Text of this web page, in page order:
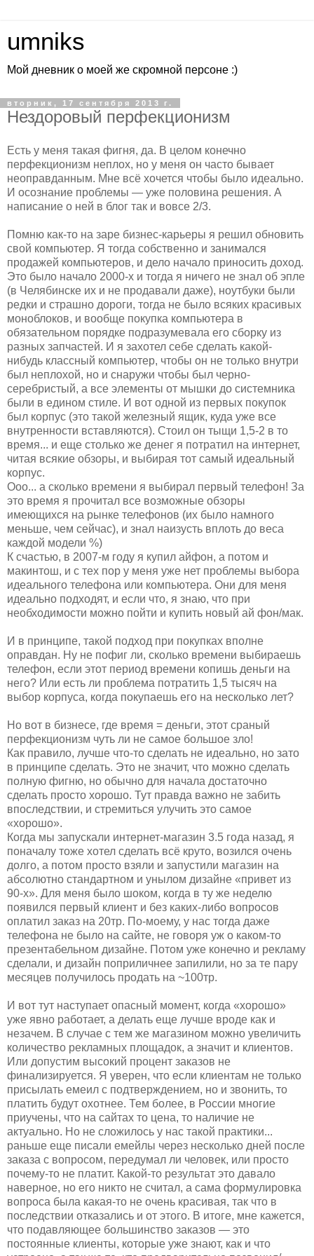
umniks
Мой дневник о моей же скромной персоне :)
вторник, 17 сентября 2013 г.
Нездоровый перфекционизм
Есть у меня такая фигня, да. В целом конечно
перфекционизм неплох, но у меня он часто бывает
неоправданным. Мне всё хочется чтобы было идеально.
И осознание проблемы — уже половина решения. А
написание о ней в блог так и вовсе 2/3.
Помню как-то на заре бизнес-карьеры я решил обновить
свой компьютер. Я тогда собственно и занимался
продажей компьютеров, и дело начало приносить доход.
Это было начало 2000-х и тогда я ничего не знал об эпле
(в Челябинске их и не продавали даже), ноутбуки были
редки и страшно дороги, тогда не было всяких красивых
моноблоков, и вообще покупка компьютера в
обязательном порядке подразумевала его сборку из
разных запчастей. И я захотел себе сделать какой-
нибудь классный компьютер, чтобы он не только внутри
был неплохой, но и снаружи чтобы был черно-
серебристый, а все элементы от мышки до системника
были в едином стиле. И вот одной из первых покупок
был корпус (это такой железный ящик, куда уже все
внутренности вставляются). Стоил он тыщи 1,5-2 в то
время... и еще столько же денег я потратил на интернет,
читая всякие обзоры, и выбирая тот самый идеальный
корпус.
Ооо... а сколько времени я выбирал первый телефон! За
это время я прочитал все возможные обзоры
имеющихся на рынке телефонов (их было намного
меньше, чем сейчас), и знал наизусть вплоть до веса
каждой модели %)
К счастью, в 2007-м году я купил айфон, а потом и
макинтош, и с тех пор у меня уже нет проблемы выбора
идеального телефона или компьютера. Они для меня
идеально подходят, и если что, я знаю, что при
необходимости можно пойти и купить новый ай фон/мак.
И в принципе, такой подход при покупках вполне
оправдан. Ну не пофиг ли, сколько времени выбираешь
телефон, если этот период времени копишь деньги на
него? Или есть ли проблема потратить 1,5 тысяч на
выбор корпуса, когда покупаешь его на несколько лет?
Но вот в бизнесе, где время = деньги, этот сраный
перфекционизм чуть ли не самое большое зло!
Как правило, лучше что-то сделать не идеально, но зато
в принципе сделать. Это не значит, что можно сделать
полную фигню, но обычно для начала достаточно
сделать просто хорошо. Тут правда важно не забить
впоследствии, и стремиться улучить это самое
«хорошо».
Когда мы запускали интернет-магазин 3.5 года назад, я
поначалу тоже хотел сделать всё круто, возился очень
долго, а потом просто взяли и запустили магазин на
абсолютно стандартном и унылом дизайне «привет из
90-х». Для меня было шоком, когда в ту же неделю
появился первый клиент и без каких-либо вопросов
оплатил заказ на 20тр. По-моему, у нас тогда даже
телефона не было на сайте, не говоря уж о каком-то
презентабельном дизайне. Потом уже конечно и рекламу
сделали, и дизайн поприличнее запилили, но за те пару
месяцев получилось продать на ~100тр.
И вот тут наступает опасный момент, когда «хорошо»
уже явно работает, а делать еще лучше вроде как и
незачем. В случае с тем же магазином можно увеличить
количество рекламных площадок, а значит и клиентов.
Или допустим высокий процент заказов не
финализируется. Я уверен, что если клиентам не только
присылать емеил с подтверждением, но и звонить, то
платить будут охотнее. Тем более, в России многие
приучены, что на сайтах то цена, то наличие не
актуально. Но не сложилось у нас такой практики...
раньше еще писали емейлы через несколько дней после
заказа с вопросом, передумал ли человек, или просто
почему-то не платит. Какой-то результат это давало
наверное, но его никто не считал, а сама формулировка
вопроса была какая-то не очень красивая, так что в
последствии отказались и от этого. В итоге, мне кажется,
что подавляющее большинство заказов — это
постоянные клиенты, которые уже знают, как и что